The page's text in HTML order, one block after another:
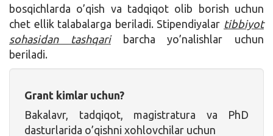
bosqichlarda o’qish va tadqiqot olib borish uchun
chet ellik talabalarga beriladi. Stipendiyalar tibbiyot
sohasidan tashqaribarcha yo’nalishlar uchun
beriladi.
Grant kimlar uchun?
Bakalavr, tadqiqot, magistratura va PhD
dasturlarida o’qishni xohlovchilar uchun